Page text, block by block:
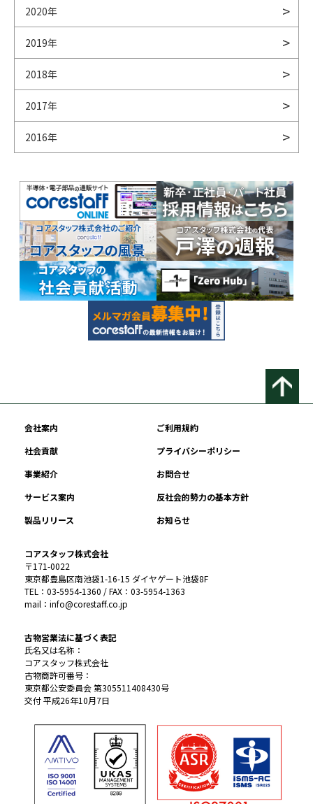
2020年
2019年
2018年
2017年
2016年
会社案内
ご利用規約
社会貢献
プライバシーポリシー
事業紹介
お問合せ
サービス案内
反社会的勢力の基本方針
製品リリース
お知らせ
コアスタッフ株式会社
〒171-0022
東京都豊島区南池袋1-16-15 ダイヤゲート池袋8F
TEL：03-5954-1360 / FAX：03-5954-1363
mail：info@corestaff.co.jp
古物営業法に基づく表記
氏名又は名称：
コアスタッフ株式会社
古物商許可番号：
東京都公安委員会 第305511408430号
交付 平成26年10月7日